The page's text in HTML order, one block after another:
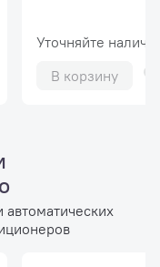
Уточняйте
В корзину